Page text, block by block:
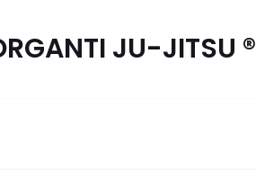
JU-JITSU ®